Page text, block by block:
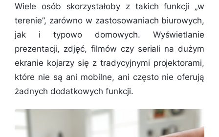
Wiele osób skorzystałoby z takich funkcji „w
terenie”, zarówno w zastosowaniach biurowych,
jak i typowo domowych. Wyświetlanie
prezentacji, zdjęć, filmów czy seriali na dużym
ekranie kojarzy się z tradycyjnymi projektorami,
które nie są ani mobilne, ani często nie oferują
żadnych dodatkowych funkcji.